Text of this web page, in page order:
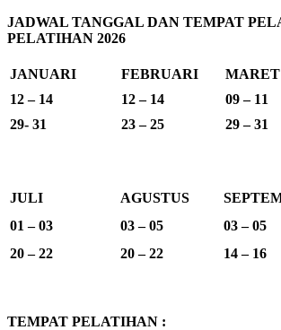
JADWAL TANGGAL DAN TEMPAT
PELATIHAN 2026
JANUARI FEBRUARI MARET
12 – 14
12 – 14 09 – 11
29- 31
23 – 25 29 – 31
JULI AGUSTUS
01 – 03
03 – 05 03 – 05
20 – 22
20 – 22 14 – 16
TEMPAT PELATIHAN :